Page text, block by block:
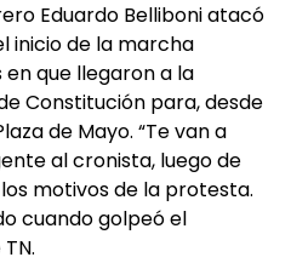
Eduardo Belliboni atacó
inicio de la marcha
que llegaron a la
Constitución para, desde
de Mayo. “Te van a
al cronista, luego de
motivos de la protesta.
cuando golpeó el